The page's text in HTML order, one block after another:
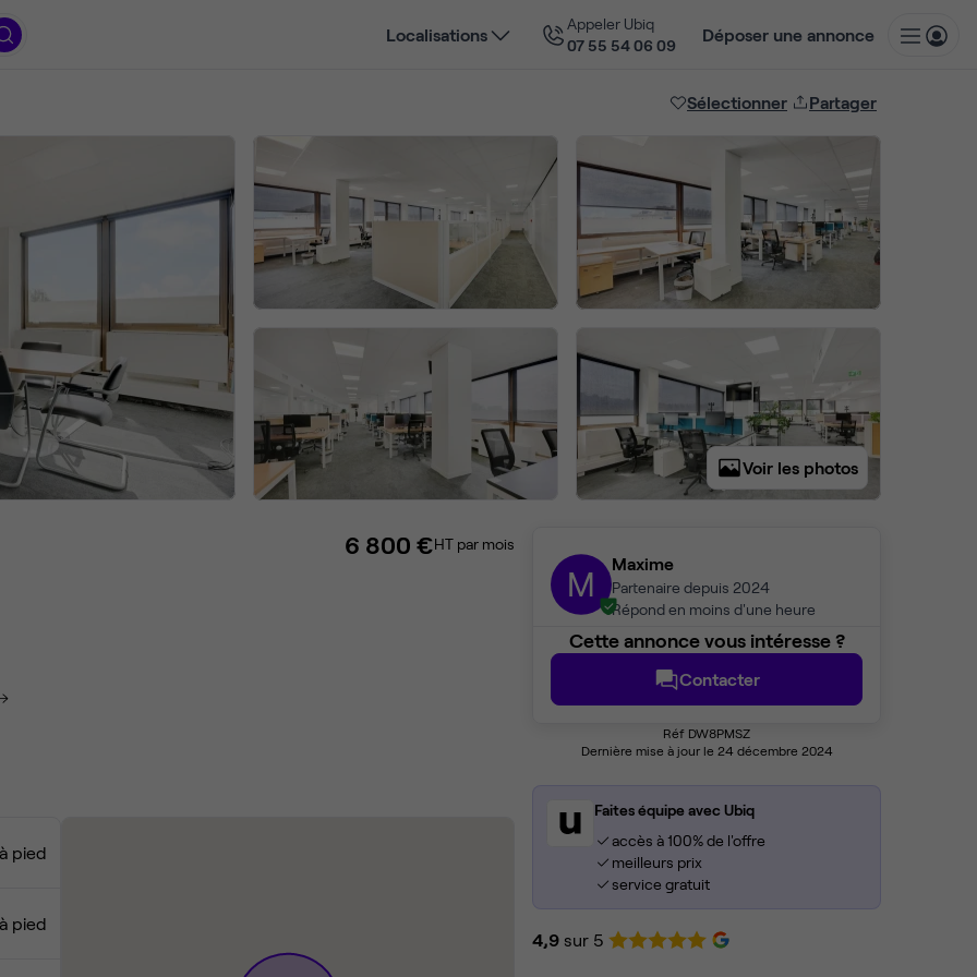
Localisations
Appeler Ubiq
07 55 54 06 09
Déposer une annonce
Sélectionner Partager
Voir les photos
M Maxime
Partenaire depuis 2024
Répond en moins d'une heure
Cette annonce vous intéresse ?
Contacter
Réf DW8PMSZ
Dernière mise à jour le 24 décembre 2024
Faites équipe avec Ubiq
accès à 100% de l'offre
meilleurs prix
service gratuit
4,9 sur 5
6 800 €HT par mois
pied
pied